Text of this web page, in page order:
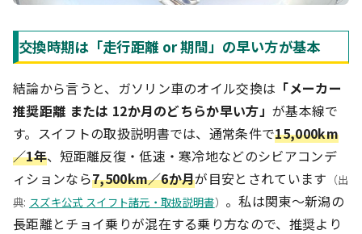
交換時期は「走行距離 or 期間」の早い方が基本
結論から言うと、ガソリン車のオイル交換は 「メーカー
推奨距離 または 12か月のどちらか早い方」が基本線で
す。スイフトの取扱説明書では、通常条件で15,000km
／1年、短距離反復・低速・寒冷地などのシビアコンデ
ィションなら7,500km／6か月が目安とされています （出
典: スズキ公式 スイフト諸元・取扱説明書） 。私は関東〜新潟の
長距離とチョイ乗りが混在する乗り方なので、推奨より